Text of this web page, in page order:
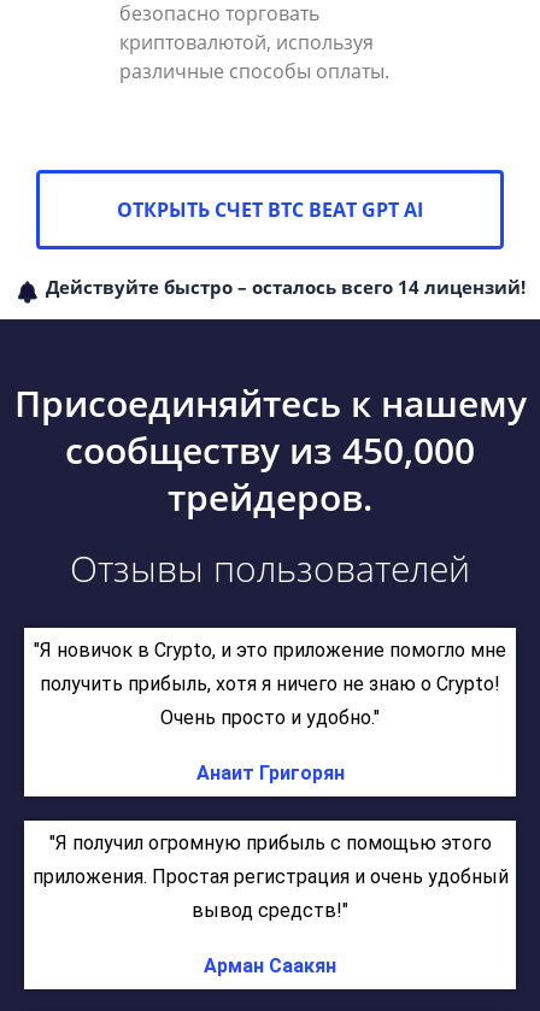
безопасно торговать
криптовалютой, используя
различные способы оплаты.
ОТКРЫТЬ СЧЕТ BTC BEAT GPT AI
Действуйте быстро – осталось всего 14 лицензий!
Присоединяйтесь к нашему
сообществу из 450,000
трейдеров.
Отзывы пользователей
"Я новичок в Crypto, и это приложение помогло мне
получить прибыль, хотя я ничего не знаю о Crypto!
Очень просто и удобно."
Анаит Григорян
"Я получил огромную прибыль с помощью этого
приложения. Простая регистрация и очень удобный
вывод средств!"
Арман Саакян